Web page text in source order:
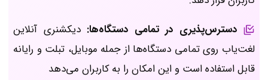
دسترس‌پذیری در تمامی دستگاه‌ها: دیکشنری آنلاین
لغت‌یاب روی تمامی دستگاه‌ها از جمله موبایل، تبلت و رایانه
قابل استفاده است و این امکان را به کاربران می‌دهد